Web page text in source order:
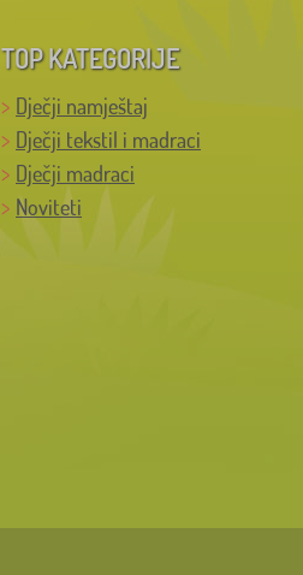
TOP KATEGORIJE
Dječji namještaj
Dječji tekstil i madraci
Dječji madraci
Noviteti